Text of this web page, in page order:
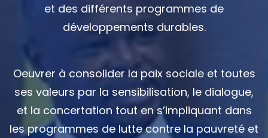
et des différents programmes de
développements durables.
Oeuvrer à consolider la paix sociale et toutes
ses valeurs par la sensibilisation, le dialogue,
et la concertation tout en s’impliquant dans
les programmes de lutte contre la pauvreté et